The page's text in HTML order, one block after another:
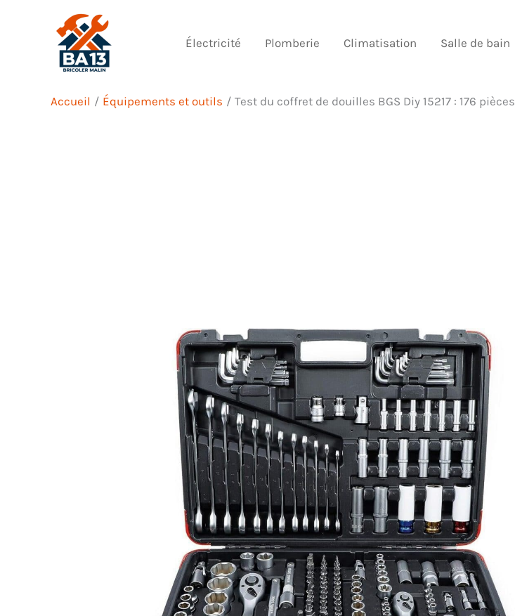
Électricité Plomberie Climatisation Salle de bain
Accueil Équipements et outils Test du coffret de douilles BGS Diy 15217 : 176 pièces